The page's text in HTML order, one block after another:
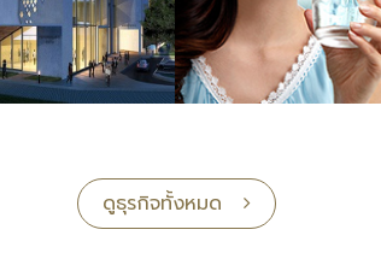
ดูธุรกิจทั้งหมด